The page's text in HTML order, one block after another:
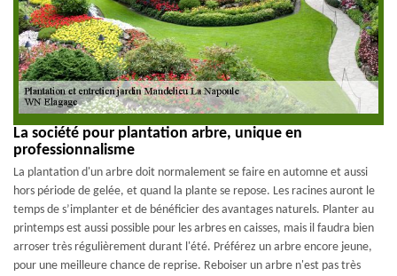
La société pour plantation arbre, unique en
professionnalisme
La plantation d'un arbre doit normalement se faire en automne et aussi
hors période de gelée, et quand la plante se repose. Les racines auront le
temps de s’implanter et de bénéficier des avantages naturels. Planter au
printemps est aussi possible pour les arbres en caisses, mais il faudra bien
arroser très régulièrement durant l'été. Préférez un arbre encore jeune,
pour une meilleure chance de reprise. Reboiser un arbre n'est pas très